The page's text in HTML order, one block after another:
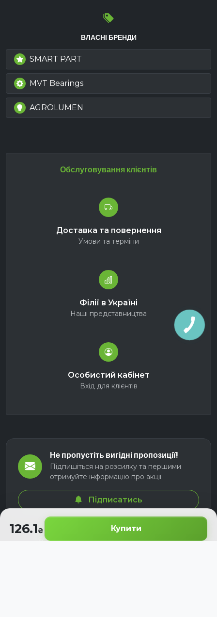
126.1 Купити
ВЛАСНІ БРЕНДИ
SMART PART
MVT Bearings
AGROLUMEN
Обслуговування клієнтів
Доставка та повернення
Умови та терміни
Філії в Україні
Наші представництва
Особистий кабінет
Вхід для клієнтів
Не пропустіть вигідні пропозиції!
Підпишіться на розсилку та першими
отримуйте інформацію про акції
Підписатись
© 2026 СЕЛМ АГРО. Всі права захищені.